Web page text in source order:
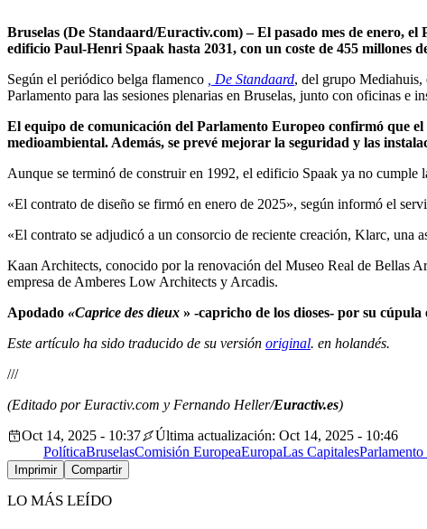
Bruselas (De Standaard/Euractiv.com) – El pasado mes de enero,
edificio Paul-Henri Spaak hasta 2031, con un coste de 455 millones
Según el periódico belga flamenco
, De Standaard, del grupo Mediahuis,
Parlamento para las sesiones plenarias en Bruselas, junto con oficinas e
El equipo de comunicación del Parlamento Europeo confirmó que
medioambiental. Además, se prevé mejorar la seguridad y las
Aunque se terminó de construir en 1992, el edificio Spaak ya no cumple
«El contrato de diseño se firmó en enero de 2025», según informó el
«El contrato se adjudicó a un consorcio de reciente creación, Klarc,
Kaan Architects, conocido por la renovación del Museo Real de Bellas
empresa de Amberes Low Architects y Arcadis.
Apodado «Caprice des dieux » -capricho de los dioses- por su
Este artículo ha sido traducido de su versión original. en holandés.
///
(Editado por Euractiv.com y Fernando Heller/Euractiv.es)
Oct 14, 2025 - 10:37
Última actualización: Oct 14, 2025 - 10:46
PolíticaBruselasComisión EuropeaEuropaLas Capitales
Imprimir Compartir
LO MÁS LEÍDO